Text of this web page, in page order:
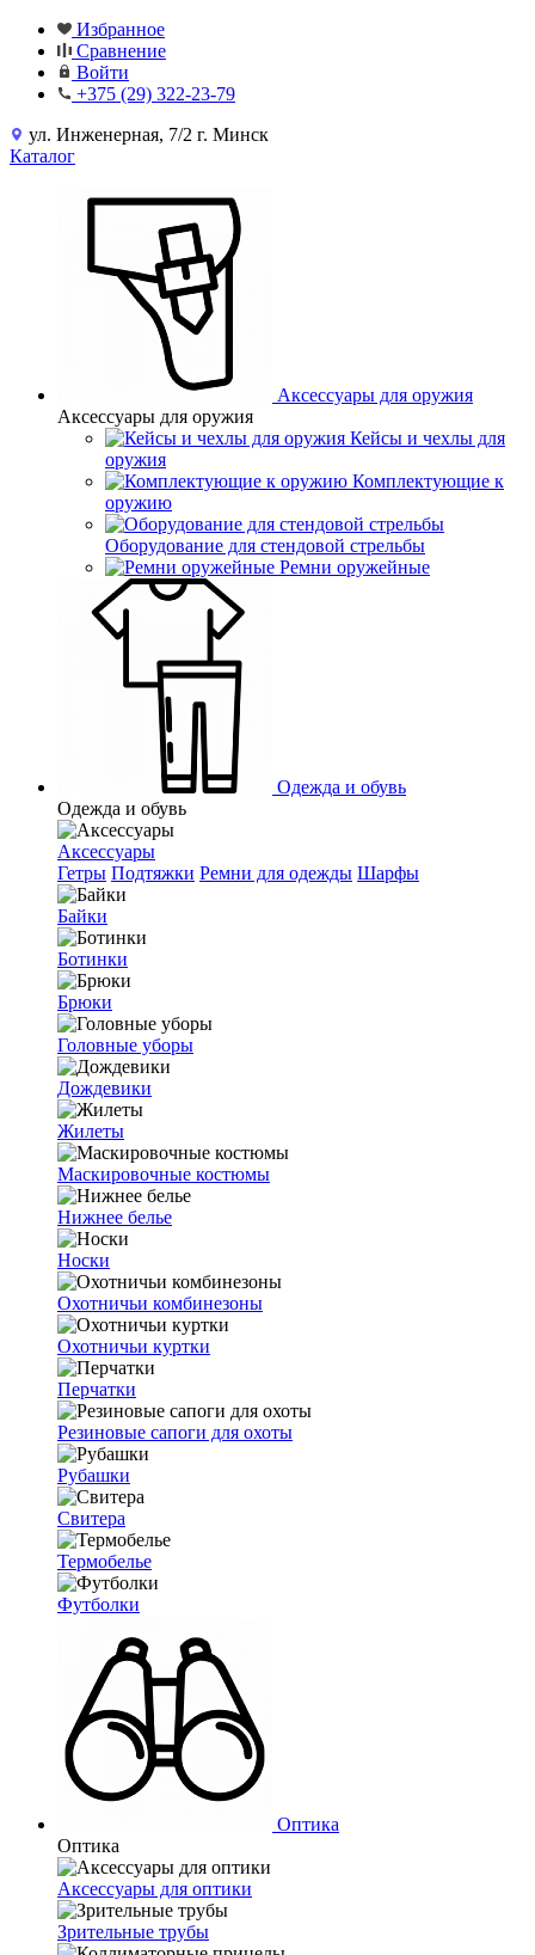
Избранное
Сравнение
Войти
+375 (29) 322-23-79
ул. Инженерная, 7/2 г. Минск
Каталог
Аксессуары для оружия
Аксессуары для оружия
Кейсы и чехлы для
оружия
Комплектующие к
оружию
Оборудование для стендовой стрельбы
Ремни оружейные
Одежда и обувь
Одежда и обувь
Аксессуары
Гетры Подтяжки Ремни для одежды Шарфы
Байки
Ботинки
Брюки
Головные уборы
Дождевики
Жилеты
Маскировочные костюмы
Нижнее белье
Носки
Охотничьи комбинезоны
Охотничьи куртки
Перчатки
Резиновые сапоги для охоты
Рубашки
Свитера
Термобелье
Футболки
Оптика
Оптика
Аксессуары для оптики
Зрительные трубы